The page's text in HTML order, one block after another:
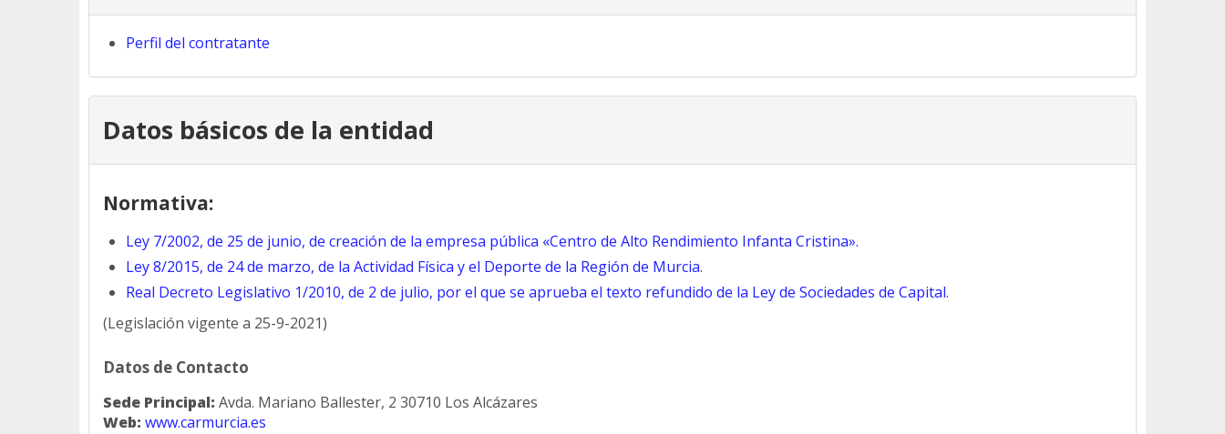
Perfil del contratante
Datos básicos de la entidad
Normativa:
Ley 7/2002, de 25 de junio, de creación de la empresa pública «Centro de Alto Rendimiento Infanta Cristina».
Ley 8/2015, de 24 de marzo, de la Actividad Física y el Deporte de la Región de Murcia.
Real Decreto Legislativo 1/2010, de 2 de julio, por el que se aprueba el texto refundido de la Ley de Sociedades de Capital.
(Legislación vigente a 25-9-2021)
Datos de Contacto
Sede Principal: Avda. Mariano Ballester, 2 30710 Los Alcázares
Web: www.carmurcia.es